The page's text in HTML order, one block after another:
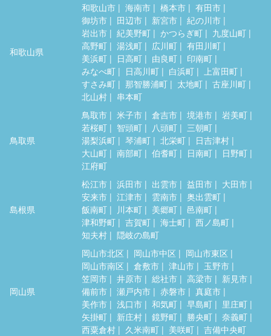
和歌山県
和歌山市 海南市 橋本市
有田市
御坊市
田辺市 新宮市
紀の川市
岩出市
紀美野町 かつらぎ町
九度山町
高野町
湯浅町 広川町
有田川町
美浜町
日高町 由良町
印南町
みなべ町
日高川町 白浜町
上富田町
すさみ町
那智勝浦町 太地町
古座川町
北山村
串本町
鳥取県
鳥取市 米子市 倉吉市 境港市
岩美町
若桜町
智頭町 八頭町
三朝町
湯梨浜町
琴浦町 北栄町
日吉津村
大山町
南部町 伯耆町 日南町
日野町
江府町
島根県
松江市 浜田市 出雲市 益田市
大田市
安来市
江津市 雲南市
奥出雲町
飯南町
川本町 美郷町
邑南町
津和野町
吉賀町 海士町
西ノ島町
知夫村
隠岐の島町
岡山県
岡山市北区 岡山市中区
岡山市東区
岡山市南区
倉敷市 津山市
玉野市
笠岡市
井原市 総社市 高梁市
新見市
備前市
瀬戸内市 赤磐市
真庭市
美作市
浅口市 和気町 早島町
里庄町
矢掛町
新庄村 鏡野町 勝央町
奈義町
西粟倉村
久米南町 美咲町 吉備中央町